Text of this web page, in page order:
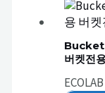
Bucket
버켓전